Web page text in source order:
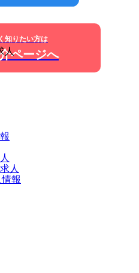
知りたい方は
ページへ
人
人
報